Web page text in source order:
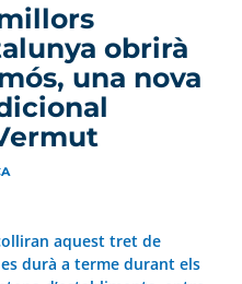
obrirà
una nova
aquest tret de
durà a terme durant els